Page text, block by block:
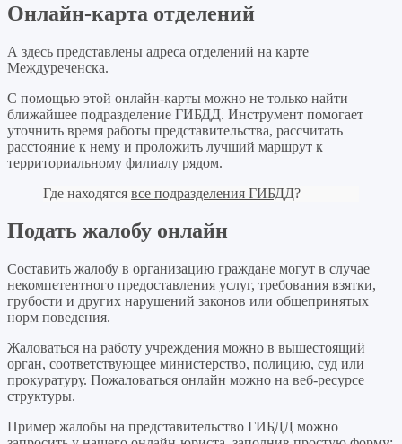
Онлайн-карта отделений
А здесь представлены адреса отделений на карте
Междуреченска.
С помощью этой онлайн-карты можно не только найти
ближайшее подразделение ГИБДД. Инструмент помогает
уточнить время работы представительства, рассчитать
расстояние к нему и проложить лучший маршрут к
территориальному филиалу рядом.
Где находятся все подразделения ГИБДД?
Подать жалобу онлайн
Составить жалобу в организацию граждане могут в случае
некомпетентного предоставления услуг, требования взятки,
грубости и других нарушений законов или общепринятых
норм поведения.
Жаловаться на работу учреждения можно в вышестоящий
орган, соответствующее министерство, полицию, суд или
прокуратуру. Пожаловаться онлайн можно на веб-ресурсе
структуры.
Пример жалобы на представительство ГИБДД можно